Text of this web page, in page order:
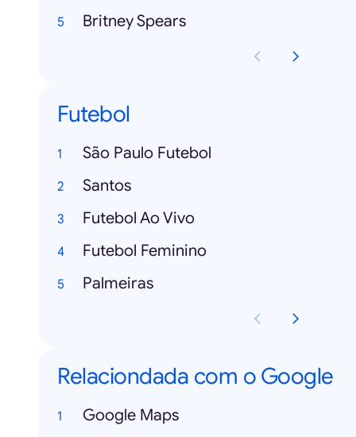
Britney Spears
Futebol
São Paulo Futebol
Santos
Futebol Ao Vivo
Futebol Feminino
Palmeiras
Relaciondada com o Google
Google Maps